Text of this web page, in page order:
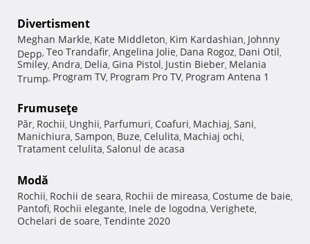
Divertisment
Meghan Markle, Kate Middleton, Kim Kardashian, Johnny
Depp, Teo Trandafir, Angelina Jolie, Dana Rogoz, Dani Otil,
Smiley, Andra, Delia, Gina Pistol, Justin Bieber, Melania
Trump, Program TV, Program Pro TV, Program Antena 1
Frumuseţe
Păr, Rochii, Unghii, Parfumuri, Coafuri, Machiaj, Sani,
Manichiura, Sampon, Buze, Celulita, Machiaj ochi,
Tratament celulita, Salonul de acasa
Modă
Rochii, Rochii de seara, Rochii de mireasa, Costume de baie,
Pantofi, Rochii elegante, Inele de logodna, Verighete,
Ochelari de soare, Tendinte 2020